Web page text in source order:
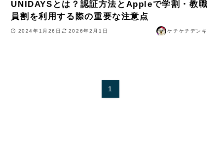
UNIDAYSとは？認証方法とAppleで学割・教職
員割を利用する際の重要な注意点
2024年1月26日 2026年2月1日 ケチケチデンキ
1